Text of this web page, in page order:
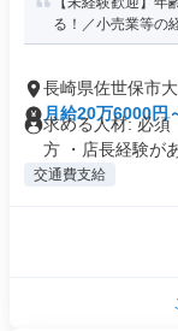
る！／小売業等の
長崎県佐世保市
月給20万6000円
求める人材: 必須
方 ・店長経験があ
交通費支給